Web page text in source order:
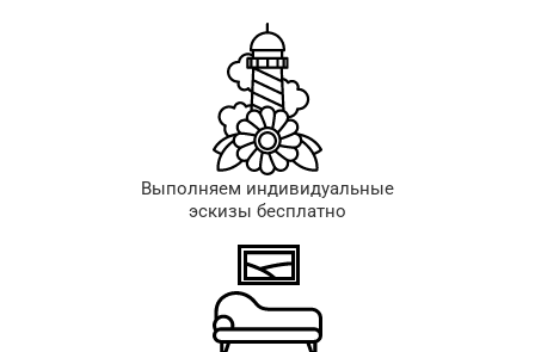
Выполняем индивидуальные
эскизы бесплатно